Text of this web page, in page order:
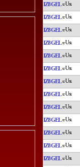
IZ8GEL
IZ8GEL
IZ8GEL
IZ8GEL
IZ8GEL
IZ8GEL
IZ8GEL
IZ8GEL
IZ8GEL
IZ8GEL
IZ8GEL
IZ8GEL
IZ8GEL